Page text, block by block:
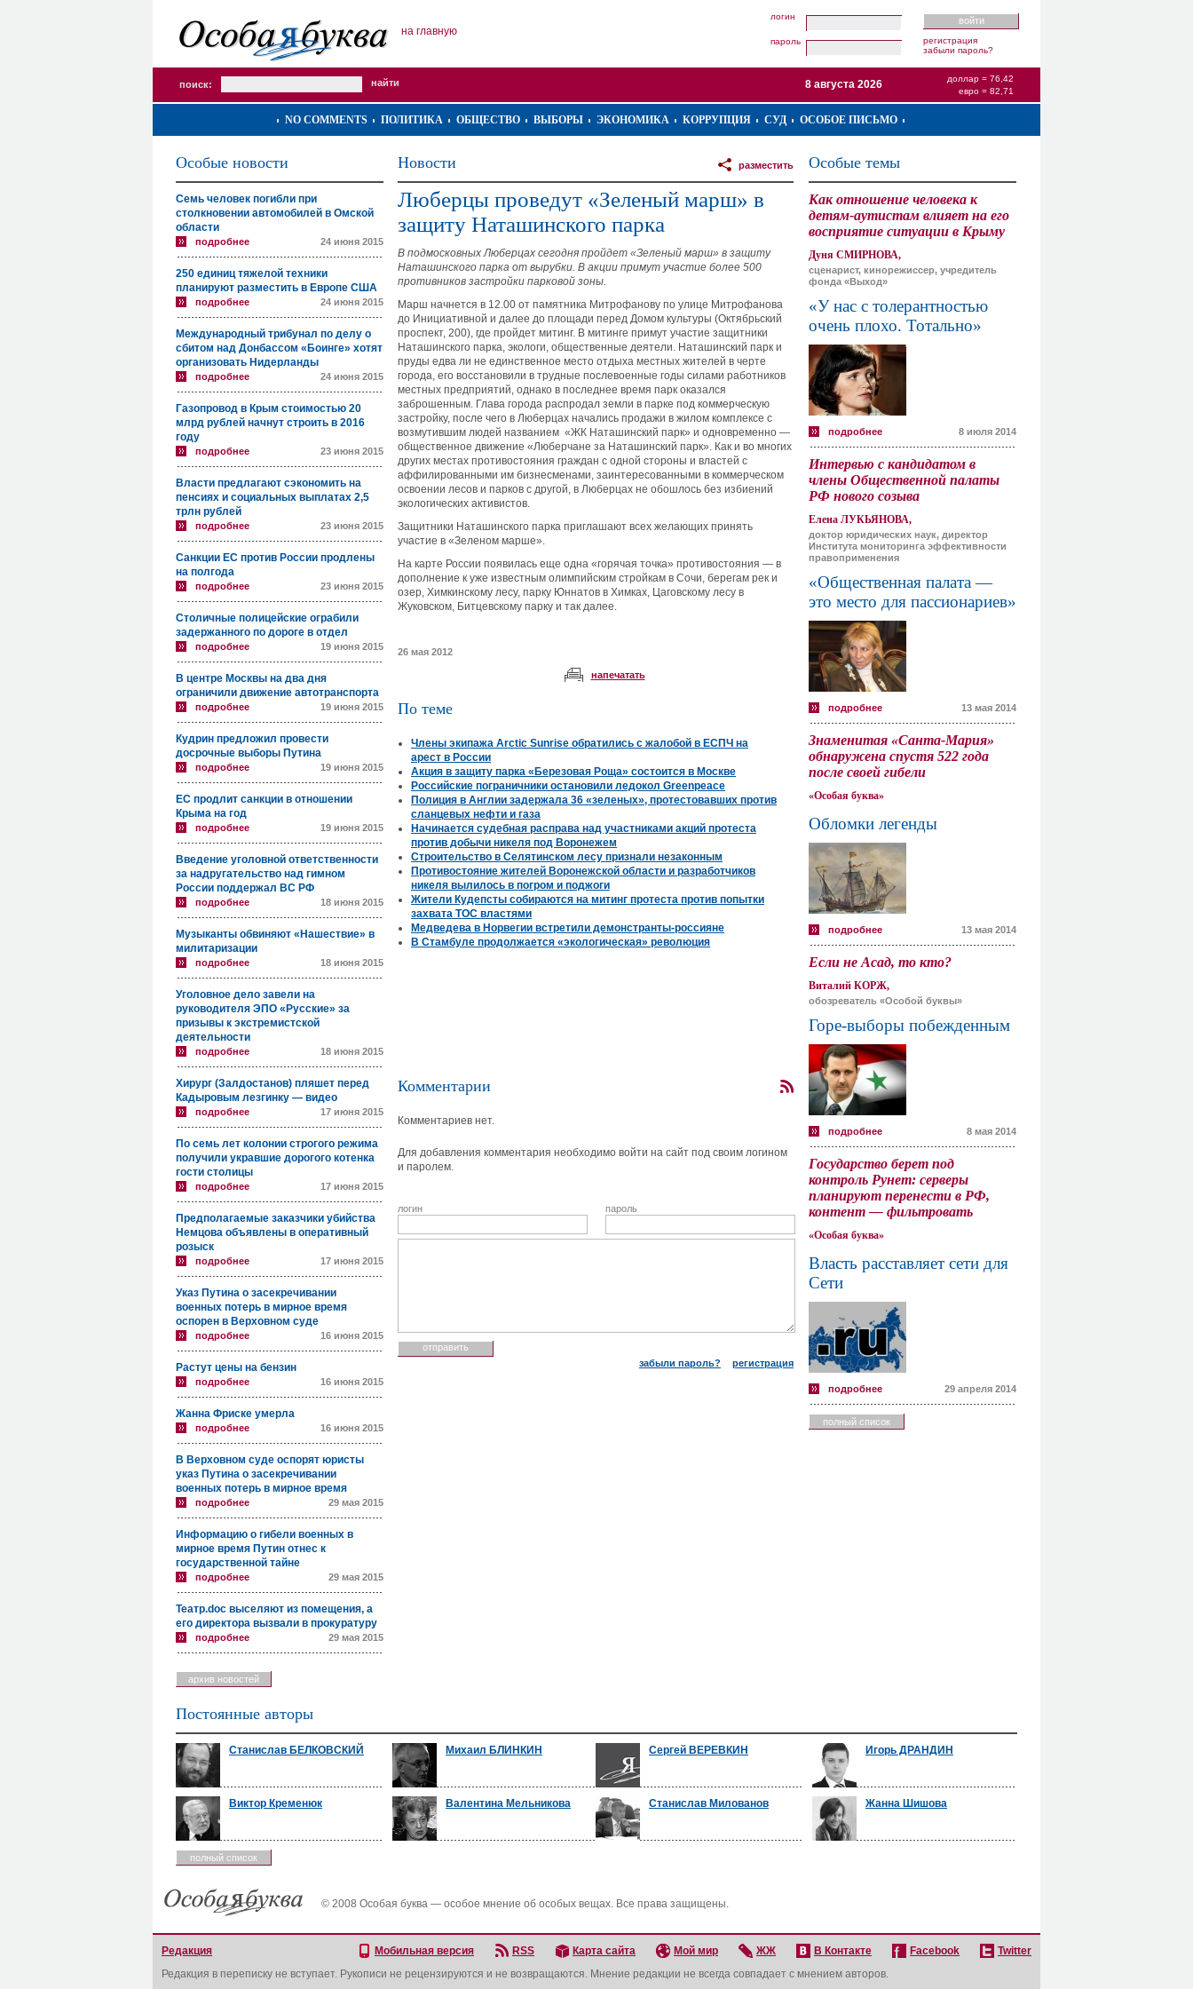
на главную
логин
пароль
регистрация
забыли пароль?
поиск:
доллар = 76,42
евро = 82,71
8 августа 2026
NO COMMENTS ПОЛИТИКА ОБЩЕСТВО ВЫБОРЫ ЭКОНОМИКА КОРРУПЦИЯ СУД ОСОБОЕ ПИСЬМО
Особые новости
Семь человек погибли при
столкновении автомобилей в Омской
области
подробнее 24 июня 2015
250 единиц тяжелой техники
планируют разместить в Европе США
подробнее 24 июня 2015
Международный трибунал по делу о
сбитом над Донбассом «Боинге» хотят
организовать Нидерланды
подробнее 24 июня 2015
Газопровод в Крым стоимостью 20
млрд рублей начнут строить в 2016
году
подробнее 23 июня 2015
Власти предлагают сэкономить на
пенсиях и социальных выплатах 2,5
трлн рублей
подробнее 23 июня 2015
Санкции ЕС против России продлены
на полгода
подробнее 23 июня 2015
Столичные полицейские ограбили
задержанного по дороге в отдел
подробнее 19 июня 2015
В центре Москвы на два дня
ограничили движение автотранспорта
подробнее 19 июня 2015
Кудрин предложил провести
досрочные выборы Путина
подробнее 19 июня 2015
ЕС продлит санкции в отношении
Крыма на год
подробнее 19 июня 2015
Введение уголовной ответственности
за надругательство над гимном
России поддержал ВС РФ
подробнее 18 июня 2015
Музыканты обвиняют «Нашествие» в
милитаризации
подробнее 18 июня 2015
Уголовное дело завели на
руководителя ЭПО «Русские» за
призывы к экстремистской
деятельности
подробнее 18 июня 2015
Хирург (Залдостанов) пляшет перед
Кадыровым лезгинку — видео
подробнее 17 июня 2015
По семь лет колонии строгого режима
получили укравшие дорогого котенка
гости столицы
подробнее 17 июня 2015
Предполагаемые заказчики убийства
Немцова объявлены в оперативный
розыск
подробнее 17 июня 2015
Указ Путина о засекречивании
военных потерь в мирное время
оспорен в Верховном суде
подробнее 16 июня 2015
Растут цены на бензин
подробнее 16 июня 2015
Жанна Фриске умерла
подробнее 16 июня 2015
В Верховном суде оспорят юристы
указ Путина о засекречивании
военных потерь в мирное время
подробнее 29 мая 2015
Информацию о гибели военных в
мирное время Путин отнес к
государственной тайне
подробнее 29 мая 2015
Театр.doc выселяют из помещения, а
его директора вызвали в прокуратуру
подробнее 29 мая 2015
архив новостей
Новости разместить
Люберцы проведут «Зеленый марш» в
защиту Наташинского парка
В подмосковных Люберцах сегодня пройдет «Зеленый марш» в защиту
Наташинского парка от вырубки. В акции примут участие более 500
противников застройки парковой зоны.
Марш начнется в 12.00 от памятника Митрофанову по улице Митрофанова
до Инициативной и далее до площади перед Домом культуры (Октябрьский
проспект, 200), где пройдет митинг. В митинге примут участие защитники
Наташинского парка, экологи, общественные деятели. Наташинский парк и
пруды едва ли не единственное место отдыха местных жителей в черте
города, его восстановили в трудные послевоенные годы силами работников
местных предприятий, однако в последнее время парк оказался
заброшенным. Глава города распродал земли в парке под коммерческую
застройку, после чего в Люберцах начались продажи в жилом комплексе с
возмутившим людей названием «ЖК Наташинский парк» и одновременно —
общественное движение «Люберчане за Наташинский парк». Как и во многих
других местах противостояния граждан с одной стороны и властей с
аффилированными им бизнесменами, заинтересованными в коммерческом
освоении лесов и парков с другой, в Люберцах не обошлось без избиений
экологических активистов.
Защитники Наташинского парка приглашают всех желающих принять
участие в «Зеленом марше».
На карте России появилась еще одна «горячая точка» противостояния — в
дополнение к уже известным олимпийским стройкам в Сочи, берегам рек и
озер, Химкинскому лесу, парку Юннатов в Химках, Цаговскому лесу в
Жуковском, Битцевскому парку и так далее.
26 мая 2012
напечатать
По теме
Члены экипажа Arctic Sunrise обратились с жалобой в ЕСПЧ на
арест в России
Акция в защиту парка «Березовая Роща» состоится в Москве
Российские пограничники остановили ледокол Greenpeace
Полиция в Англии задержала 36 «зеленых», протестовавших против
сланцевых нефти и газа
Начинается судебная расправа над участниками акций протеста
против добычи никеля под Воронежем
Строительство в Селятинском лесу признали незаконным
Противостояние жителей Воронежской области и разработчиков
никеля вылилось в погром и поджоги
Жители Кудепсты собираются на митинг протеста против попытки
захвата ТОС властями
Медведева в Норвегии встретили демонстранты-россияне
В Стамбуле продолжается «экологическая» революция
Комментарии
Комментариев нет.
Для добавления комментария необходимо войти на сайт под своим логином
и паролем.
логин пароль
забыли пароль? регистрация
Особые темы
Как отношение человека к
детям-аутистам влияет на его
восприятие ситуации в Крыму
Дуня СМИРНОВА,
сценарист, кинорежиссер, учредитель
фонда «Выход»
«У нас с толерантностью
очень плохо. Тотально»
подробнее 8 июля 2014
Интервью с кандидатом в
члены Общественной палаты
РФ нового созыва
Елена ЛУКЬЯНОВА,
доктор юридических наук, директор
Института мониторинга эффективности
правоприменения
«Общественная палата —
это место для пассионариев»
подробнее 13 мая 2014
Знаменитая «Санта-Мария»
обнаружена спустя 522 года
после своей гибели
«Особая буква»
Обломки легенды
подробнее 13 мая 2014
Если не Асад, то кто?
Виталий КОРЖ,
обозреватель «Особой буквы»
Горе-выборы побежденным
подробнее 8 мая 2014
Государство берет под
контроль Рунет: серверы
планируют перенести в РФ,
контент — фильтровать
«Особая буква»
Власть расставляет сети для
Сети
подробнее 29 апреля 2014
полный список
Постоянные авторы
Станислав БЕЛКОВСКИЙ Михаил БЛИНКИН Сергей ВЕРЕВКИН Игорь ДРАНДИН
Виктор Кременюк Валентина Мельникова Станислав Милованов Жанна Шишова
полный список
© 2008 Особая буква — особое мнение об особых вещах. Все права защищены.
Редакция Мобильная версия RSS Карта сайта Мой мир ЖЖ В Контакте Facebook
Twitter
Редакция в переписку не вступает. Рукописи не рецензируются и не возвращаются. Мнение редакции не всегда совпадает с мнением авторов.